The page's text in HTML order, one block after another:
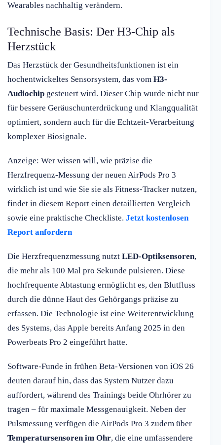
Wearables nachhaltig verändern.
Technische Basis: Der H3-Chip als
Herzstück
Das Herzstück der Gesundheitsfunktionen ist ein
hochentwickeltes Sensorsystem, das vom H3-
Audiochip gesteuert wird. Dieser Chip wurde nicht nur
für bessere Geräuschunterdrückung und Klangqualität
optimiert, sondern auch für die Echtzeit-Verarbeitung
komplexer Biosignale.
Anzeige: Wer wissen will, wie präzise die
Herzfrequenz-Messung der neuen AirPods Pro 3
wirklich ist und wie Sie sie als Fitness-Tracker nutzen,
findet in diesem Report einen detaillierten Vergleich
sowie eine praktische Checkliste. Jetzt kostenlosen
Report anfordern
Die Herzfrequenzmessung nutzt LED-Optiksensoren,
die mehr als 100 Mal pro Sekunde pulsieren. Diese
hochfrequente Abtastung ermöglicht es, den Blutfluss
durch die dünne Haut des Gehörgangs präzise zu
erfassen. Die Technologie ist eine Weiterentwicklung
des Systems, das Apple bereits Anfang 2025 in den
Powerbeats Pro 2 eingeführt hatte.
Software-Funde in frühen Beta-Versionen von iOS 26
deuten darauf hin, dass das System Nutzer dazu
auffordert, während des Trainings beide Ohrhörer zu
tragen – für maximale Messgenauigkeit. Neben der
Pulsmessung verfügen die AirPods Pro 3 zudem über
Temperatursensoren im Ohr, die eine umfassendere